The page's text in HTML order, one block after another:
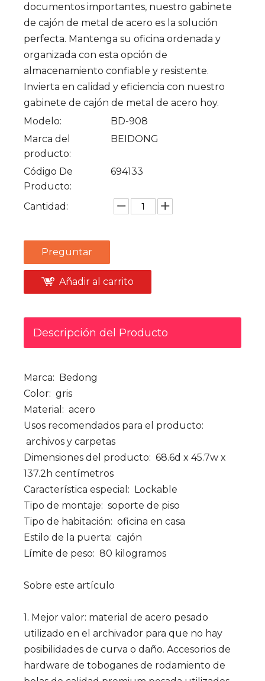
documentos importantes, nuestro gabinete
de cajón de metal de acero es la solución
perfecta. Mantenga su oficina ordenada y
organizada con esta opción de
almacenamiento confiable y resistente.
Invierta en calidad y eficiencia con nuestro
gabinete de cajón de metal de acero hoy.
Modelo:
BD-908
Marca del
producto:
BEIDONG
Código De
Producto:
694133
Cantidad:
Preguntar
Añadir al carrito
Descripción del Producto
Marca: Bedong
Color: gris
Material: acero
Usos recomendados para el producto:
archivos y carpetas
Dimensiones del producto: 68.6d x 45.7w x
137.2h centímetros
Característica especial: Lockable
Tipo de montaje: soporte de piso
Tipo de habitación: oficina en casa
Estilo de la puerta: cajón
Límite de peso: 80 kilogramos
Sobre este artículo
1. Mejor valor: material de acero pesado
utilizado en el archivador para que no hay
posibilidades de curva o daño. Accesorios de
hardware de toboganes de rodamiento de